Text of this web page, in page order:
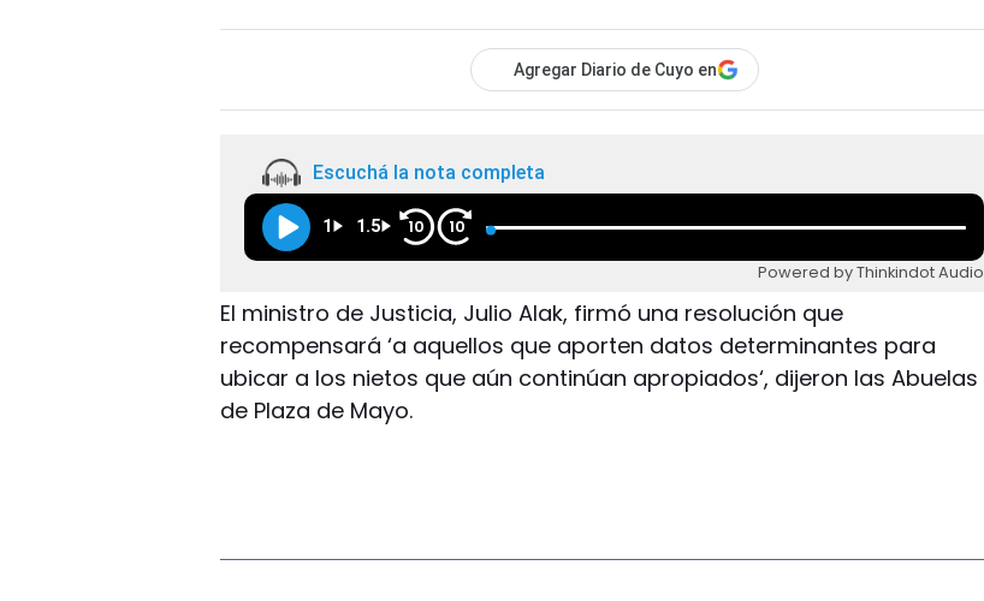
Agregar Diario de Cuyo en
Escuchá la nota completa
1 1.5 10 10
Powered by Thinkindot Audio
El ministro de Justicia, Julio Alak, firmó una resolución que
recompensará ‘a aquellos que aporten datos determinantes para
ubicar a los nietos que aún continúan apropiados‘, dijeron las Abuelas
de Plaza de Mayo.